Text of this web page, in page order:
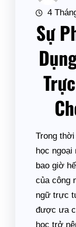
4
Sự
Trong
học ngoại
bao giờ
của công
ngữ trực
được ưa
học trở